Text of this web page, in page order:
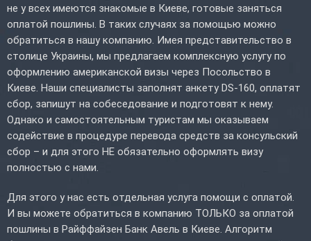
не у всех имеются знакомые в Киеве, готовые заняться
оплатой пошлины. В таких случаях за помощью можно
обратиться в нашу компанию. Имея представительство в
столице Украины, мы предлагаем комплексную услугу по
оформлению американской визы через Посольство в
Киеве. Наши специалисты заполнят анкету DS-160, оплатят
сбор, запишут на собеседование и подготовят к нему.
Однако и самостоятельным туристам мы оказываем
содействие в процедуре перевода средств за консульский
сбор – и для этого НЕ обязательно оформлять визу
полностью с нами.
Для этого у нас есть отдельная услуга помощи с оплатой.
И вы можете обратиться в компанию ТОЛЬКО за оплатой
пошлины в Райффайзен Банк Авель в Киеве. Алгоритм